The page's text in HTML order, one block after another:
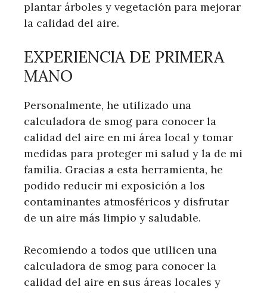
plantar árboles y vegetación para mejorar
la calidad del aire.
EXPERIENCIA DE PRIMERA
MANO
Personalmente, he utilizado una
calculadora de smog para conocer la
calidad del aire en mi área local y tomar
medidas para proteger mi salud y la de mi
familia. Gracias a esta herramienta, he
podido reducir mi exposición a los
contaminantes atmosféricos y disfrutar
de un aire más limpio y saludable.
Recomiendo a todos que utilicen una
calculadora de smog para conocer la
calidad del aire en sus áreas locales y